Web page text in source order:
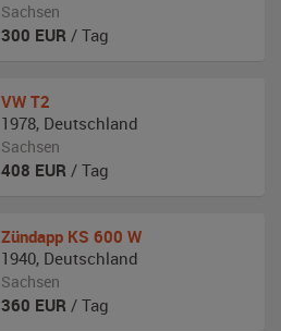
Sachsen
300 EUR / Tag
VW T2
1978, Deutschland
Sachsen
408 EUR / Tag
Zündapp KS 600 W
1940, Deutschland
Sachsen
360 EUR / Tag